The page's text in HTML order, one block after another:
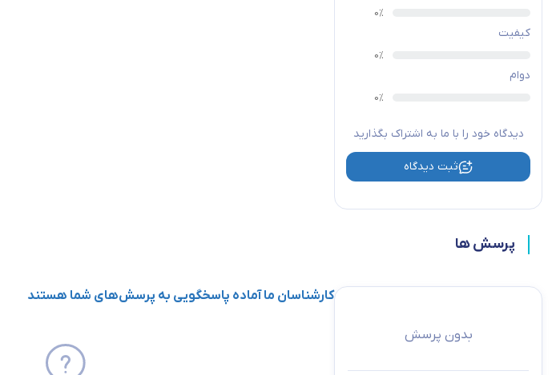
کیفیت
دوام
دیدگاه خود را با ما به اشتراک بگذارید
ثبت دیدگاه
پرسش ها
بدون پرسش
کارشناسان ما آماده پاسخگویی به پرسش‌های شما هستند